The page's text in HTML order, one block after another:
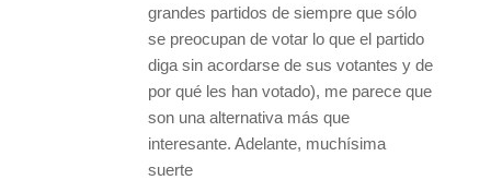
grandes partidos de siempre que sólo
se preocupan de votar lo que el partido
diga sin acordarse de sus votantes y de
por qué les han votado), me parece que
son una alternativa más que
interesante. Adelante, muchísima
suerte